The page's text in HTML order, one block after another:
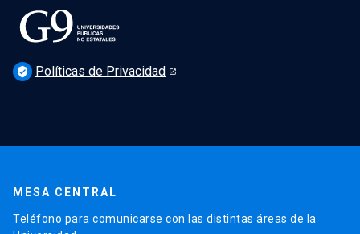
verified_user Políticas de Privacidad
MESA CENTRAL
Teléfono para comunicarse con las distintas áreas de la